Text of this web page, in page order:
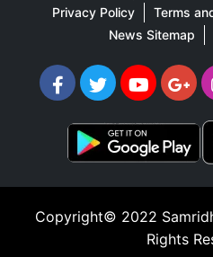
Privacy Policy
Terms
News Sitemap
Copyright© 2022
Rights